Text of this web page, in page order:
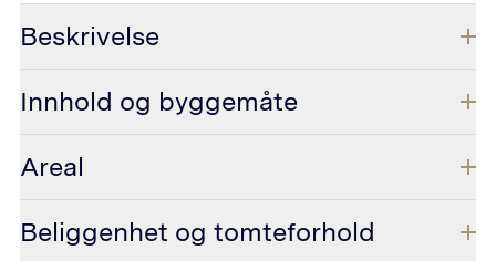
Beskrivelse
Innhold og byggemåte
Areal
Beliggenhet og tomteforhold